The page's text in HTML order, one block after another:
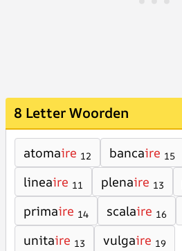
8 Letter Woorden
atomaire 12 bancaire 15
lineaire 11 plenaire 13
primaire 14 scalaire 16
unitaire 13 vulgaire 19